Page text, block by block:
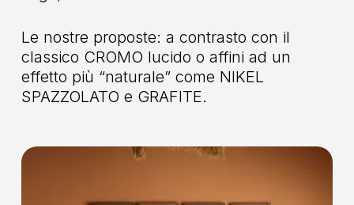
Le nostre proposte: a contrasto con il
classico CROMO lucido o affini ad un
effetto più “naturale” come NIKEL
SPAZZOLATO e GRAFITE.